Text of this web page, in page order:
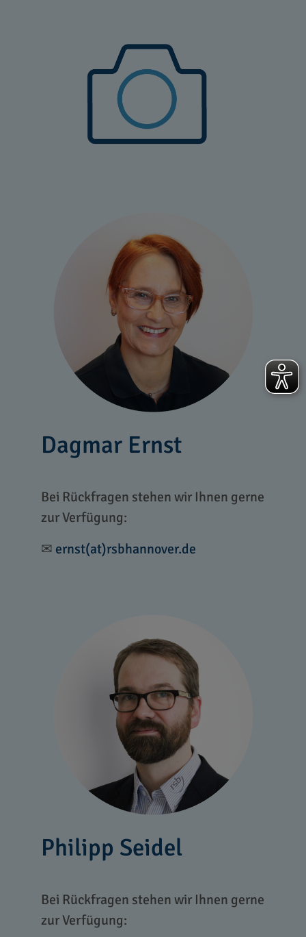
Dagmar Ernst
Bei Rückfragen stehen wir Ihnen gerne
zur Verfügung:
✉ ernst(at)rsbhannover.de
Philipp Seidel
Bei Rückfragen stehen wir Ihnen gerne
zur Verfügung: